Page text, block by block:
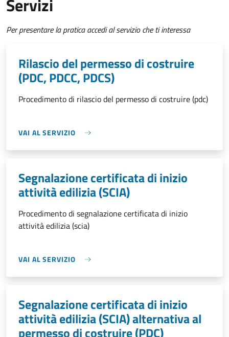
Servizi
Per presentare la pratica accedi al servizio che ti interessa
Rilascio del permesso di costruire
(PDC, PDCC, PDCS)
Procedimento di rilascio del permesso di costruire (pdc)
VAI AL SERVIZIO
Segnalazione certificata di inizio
attività edilizia (SCIA)
Procedimento di segnalazione certificata di inizio
attività edilizia (scia)
VAI AL SERVIZIO
Segnalazione certificata di inizio
attività edilizia (SCIA) alternativa al
permesso di costruire (PDC)